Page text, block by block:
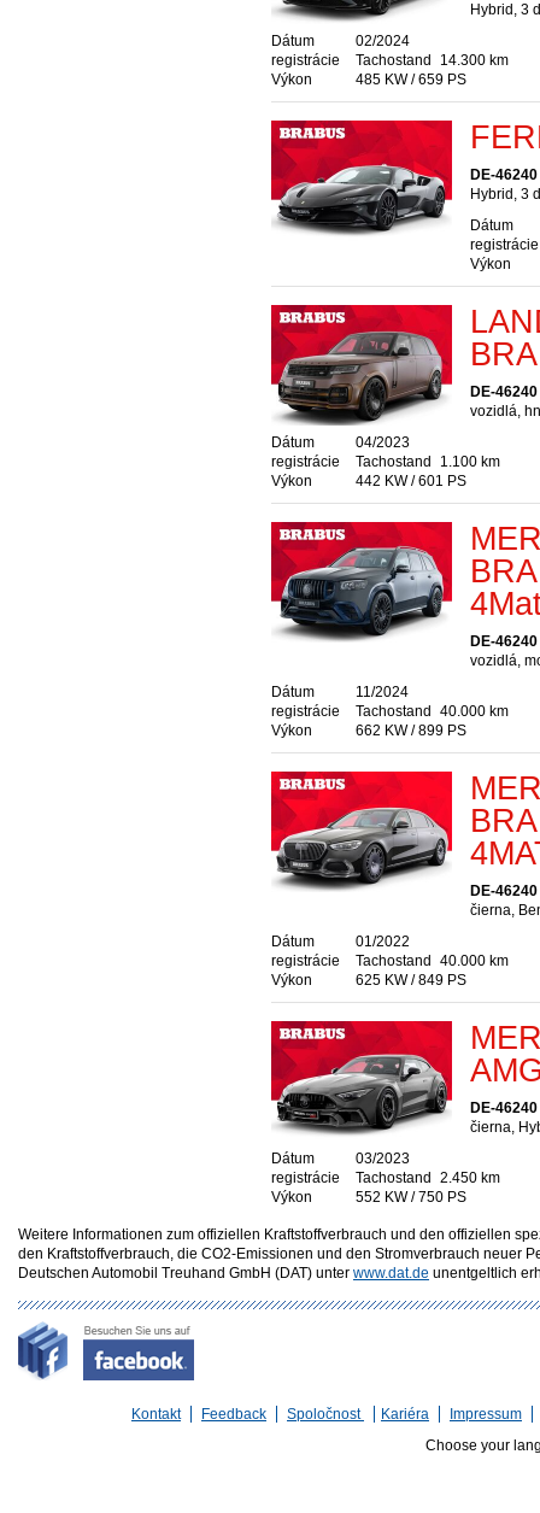
Hybrid, 3
Dátum
registrácie
02/2024
Tachostand
14.300 km
Výkon
485 KW / 659 PS
DE-
Hybrid, 3
Dátum
registrácie
Výkon
DE-
vozidlá,
Dátum
registrácie
04/2023
Tachostand
1.100 km
Výkon
442 KW / 601 PS
DE-
vozidlá,
Dátum
registrácie
11/2024
Tachostand
40.000 km
Výkon
662 KW / 899 PS
DE-
čierna,
Dátum
registrácie
01/2022
Tachostand
40.000 km
Výkon
625 KW / 849 PS
DE-
čierna,
Dátum
registrácie
03/2023
Tachostand
2.450 km
Výkon
552 KW / 750 PS
Weitere Informationen zum offiziellen Kraftstoffverbrauch und den offiziellen
den Kraftstoffverbrauch, die CO2-Emissionen und den Stromverbrauch neuer
Deutschen Automobil Treuhand GmbH (DAT) unter www.dat.de unentgeltlich
Kontakt Feedback Spoločnost Kariéra
Impressum
Choose your